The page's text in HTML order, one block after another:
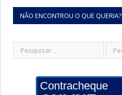
NÃO ENCONTROU O QUE QUERIA?
Contracheque